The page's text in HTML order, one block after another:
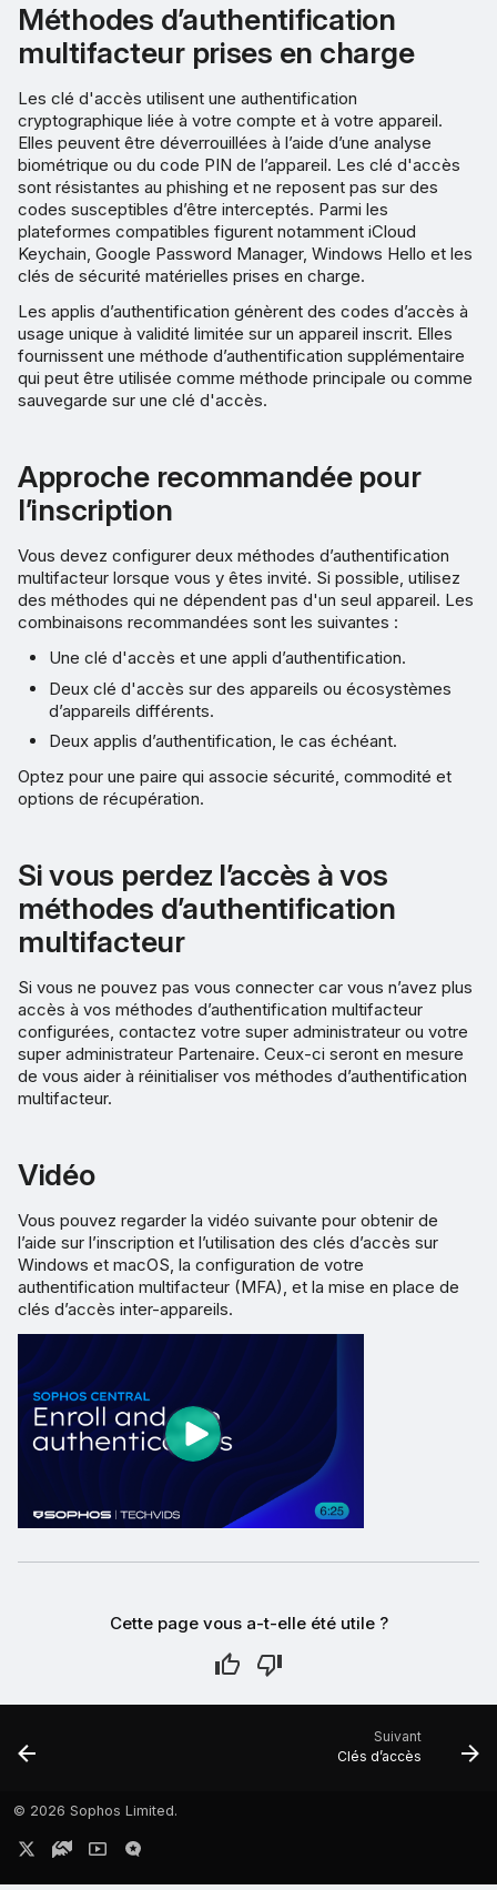
Méthodes d’authentification
multifacteur prises en charge
Les clé d'accès utilisent une authentification
cryptographique liée à votre compte et à votre appareil.
Elles peuvent être déverrouillées à l’aide d’une analyse
biométrique ou du code PIN de l’appareil. Les clé d'accès
sont résistantes au phishing et ne reposent pas sur des
codes susceptibles d’être interceptés. Parmi les
plateformes compatibles figurent notamment iCloud
Keychain, Google Password Manager, Windows Hello et les
clés de sécurité matérielles prises en charge.
Les applis d’authentification génèrent des codes d’accès à
usage unique à validité limitée sur un appareil inscrit. Elles
fournissent une méthode d’authentification supplémentaire
qui peut être utilisée comme méthode principale ou comme
sauvegarde sur une clé d'accès.
Approche recommandée pour
l’inscription
Vous devez configurer deux méthodes d’authentification
multifacteur lorsque vous y êtes invité. Si possible, utilisez
des méthodes qui ne dépendent pas d'un seul appareil. Les
combinaisons recommandées sont les suivantes :
Une clé d'accès et une appli d’authentification.
Deux clé d'accès sur des appareils ou écosystèmes
d’appareils différents.
Deux applis d’authentification, le cas échéant.
Optez pour une paire qui associe sécurité, commodité et
options de récupération.
Si vous perdez l’accès à vos
méthodes d’authentification
multifacteur
Si vous ne pouvez pas vous connecter car vous n’avez plus
accès à vos méthodes d’authentification multifacteur
configurées, contactez votre super administrateur ou votre
super administrateur Partenaire. Ceux-ci seront en mesure
de vous aider à réinitialiser vos méthodes d’authentification
multifacteur.
Vidéo
Vous pouvez regarder la vidéo suivante pour obtenir de
l’aide sur l’inscription et l’utilisation des clés d’accès sur
Windows et macOS, la configuration de votre
authentification multifacteur (MFA), et la mise en place de
clés d’accès inter-appareils.
Cette page vous a-t-elle été utile ?
Suivant
Clés d’accès
© 2026 Sophos Limited.